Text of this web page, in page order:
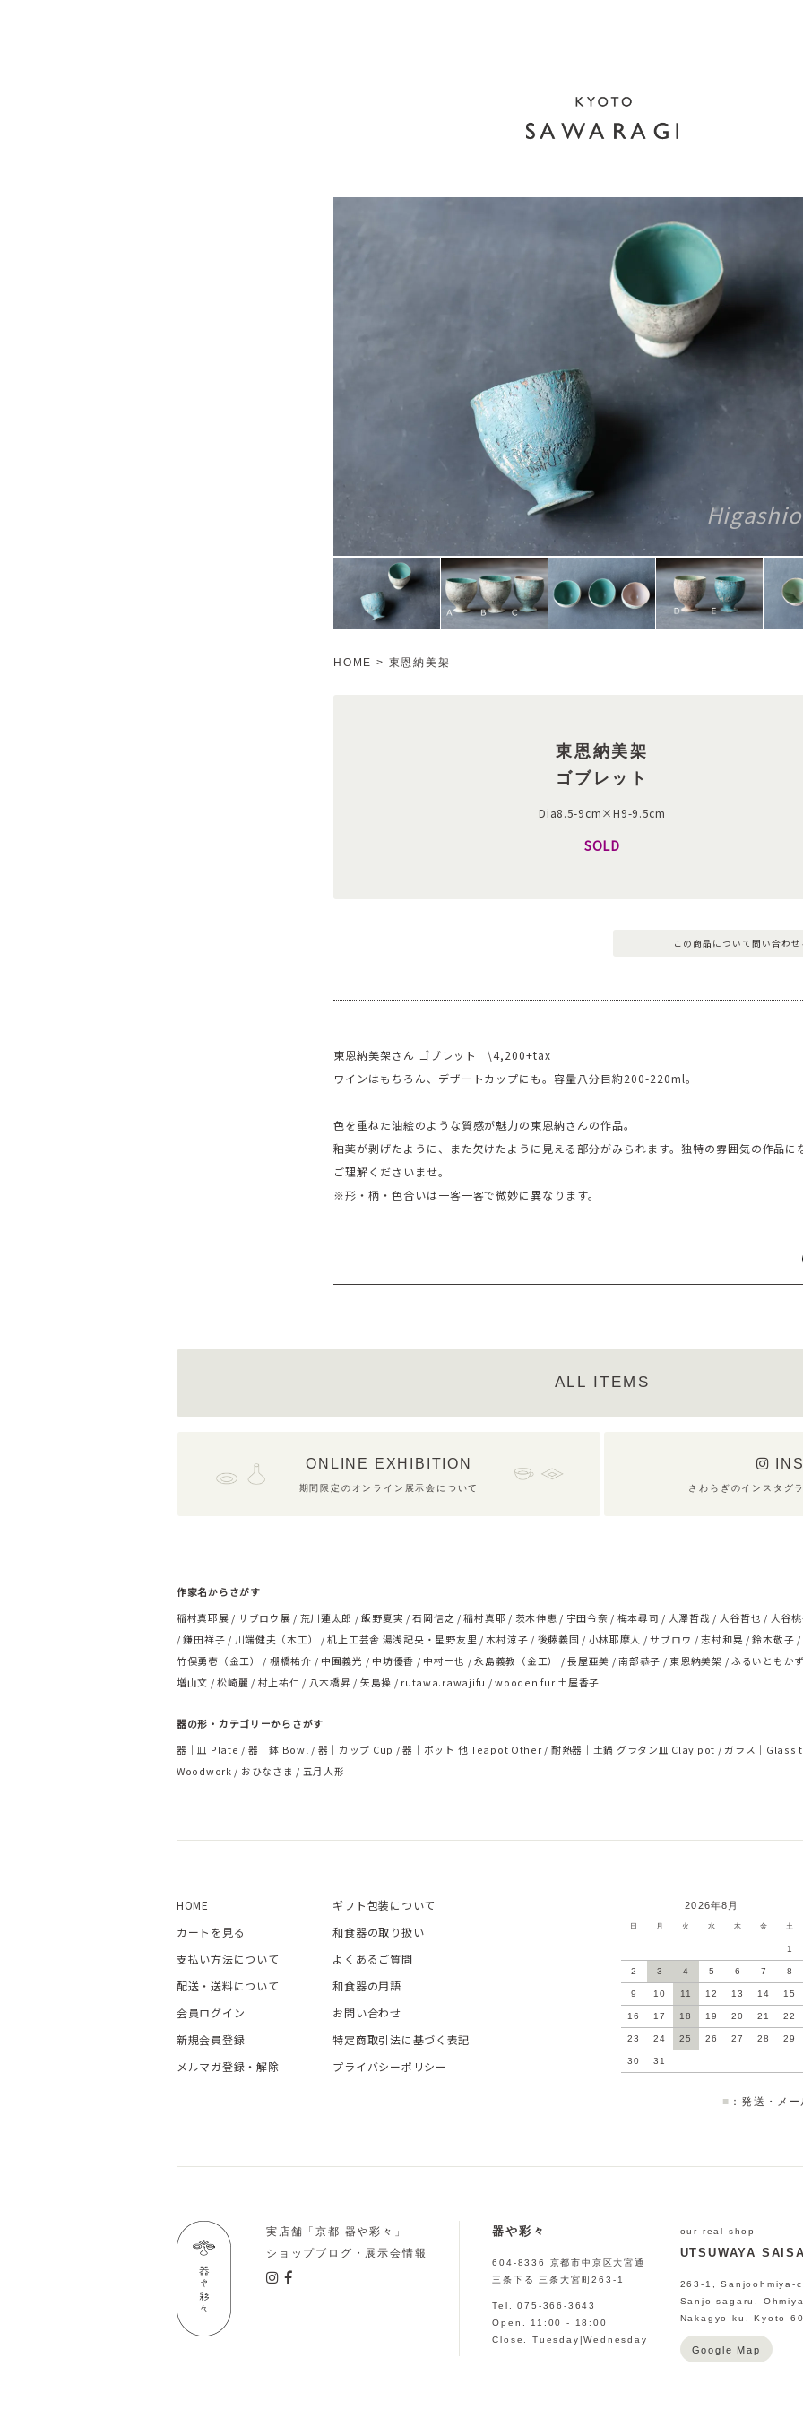
HOME > 東恩納美架
東恩納美架
ゴブレット
Dia8.5-9cm×H9-9.5cm
SOLD
この商品について問い合わせ
東恩納美架さん ゴブレット \4,200+tax
ワインはもちろん、デザートカップにも。容量八分目約200-220ml。
色を重ねた油絵のような質感が魅力の東恩納さんの作品。
釉薬が剥げたように、また欠けたように見える部分がみられます。独特の雰囲気の作品に
ご理解くださいませ。
※形・柄・色合いは一客一客で微妙に異なります。
ALL ITEMS
ONLINE EXHIBITION
期間限定のオンライン展示会について さわらぎのインスタグ
作家名からさがす
稲村真耶展
サブロウ展 荒川蓮太郎 飯野夏実 石岡信之 稲村真耶 茨木伸恵 宇田令奈 梅本尋司 大澤哲哉 大谷哲也 大谷
鎌田祥子
川端健夫（木工） 机上工芸舎 湯浅記央・星野友里 木村涼子 後藤義国 小林耶摩人 サブロウ 志村和晃 鈴木敬子
竹俣勇壱（金工）
棚橋祐介 中囿義光 中坊優香 中村一也 永島義教（金工） 長屋亜美 南部恭子 東恩納美架 ふるいともか
増山文
松崎麗 村上祐仁 八木橋昇 矢島操 rutawa.rawajifu wooden fur 土屋香子
器の形・カテゴリーからさがす
器｜皿 Plate
器｜鉢 Bowl 器｜カップ Cup 器｜ポット 他 Teapot Other 耐熱器｜土鍋 グラタン皿 Clay pot ガラス｜
Woodwork
おひなさま 五月人形
HOME
カートを見る
支払い方法について
配送・送料について
会員ログイン
新規会員登録
メルマガ登録・解除
ギフト包装について
和食器の取り扱い
よくあるご質問
和食器の用語
お問い合わせ
特定商取引法に基づく表記
プライバシーポリシー
2026年8月
日 月 火 水 木 金 土
1
2 3 4 5 6 7 8
9 10 11 12 13 14 15
16 17 18 19 20 21 22
23 24 25 26 27 28 29
30 31
■ ：発送・メ
実店舗「京都 器や彩々」
ショップブログ・展示会情報
器や彩々
604-8336 京都市中京区大宮通
三条下る 三条大宮町263-1
Tel. 075-366-3643
Open. 11:00 - 18:00
Close. Tuesday|Wednesday
our real shop
UTSUWAYA
263-1, Sanjoohmiya-
Sanjo-sagaru,
Nakagyo-ku, Kyoto
Google Map